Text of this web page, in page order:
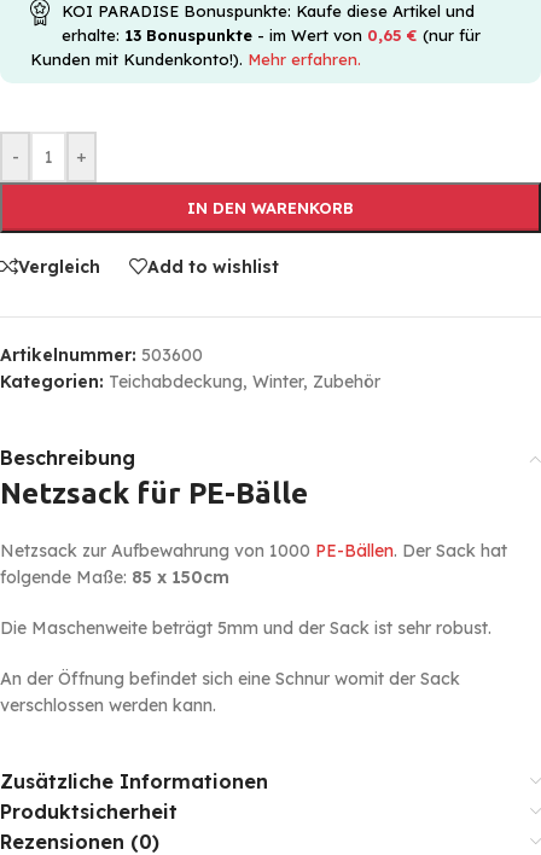
KOI PARADISE Bonuspunkte: Kaufe diese Artikel und
erhalte: 13 Bonuspunkte - im Wert von 0,65 € (nur für
Kunden mit Kundenkonto!). Mehr erfahren.
- +
IN DEN WARENKORB
Vergleich Add to wishlist
Artikelnummer: 503600
Kategorien: Teichabdeckung, Winter, Zubehör
Beschreibung
Netzsack für PE-Bälle
Netzsack zur Aufbewahrung von 1000 PE-Bällen. Der Sack hat
folgende Maße: 85 x 150cm
Die Maschenweite beträgt 5mm und der Sack ist sehr robust.
An der Öffnung befindet sich eine Schnur womit der Sack
verschlossen werden kann.
Zusätzliche Informationen
Produktsicherheit
Rezensionen (0)